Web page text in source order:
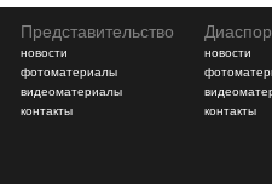
Представительство
новости
фотоматериалы
видеоматериалы
контакты
новости
контакты